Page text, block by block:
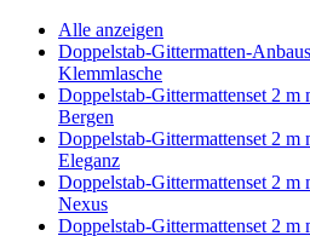
Alle anzeigen
Doppelstab-Gittermatten-
Klemmlasche
Doppelstab-Gittermattenset 2 m
Bergen
Doppelstab-Gittermattenset 2 m
Eleganz
Doppelstab-Gittermattenset 2 m
Nexus
Doppelstab-Gittermattenset 2 m